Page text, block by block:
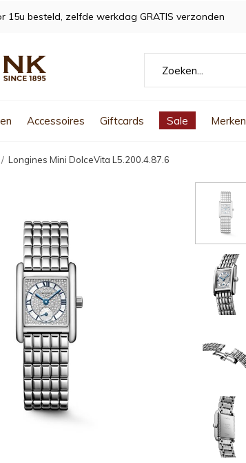
Accessoires Giftcards Sale Merken
15u besteld, zelfde werkdag GRATIS verzonden
Longines Mini DolceVita L5.200.4.87.6